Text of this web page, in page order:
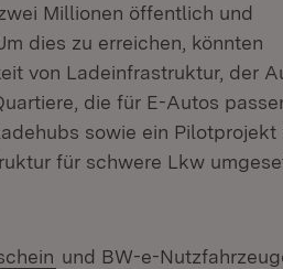
Millionen öffentlich und
dies zu erreichen, könnten
von Ladeinfrastruktur, der
die für E-Autos
sowie ein Pilotprojekt
für schwere Lkw
(Öffnet in neuem
und BW-e-